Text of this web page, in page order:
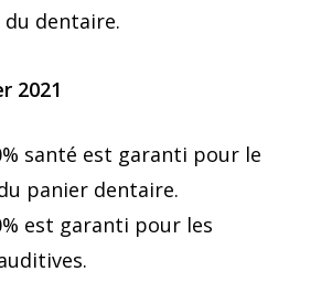
dentaire.
2021
santé est garanti pour le
panier dentaire.
est garanti pour les